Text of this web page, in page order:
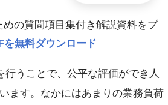
の質問項目集付き解説資料をプ
無料ダウンロード
うことで、公平な評価ができ人
ます。なかにはあまりの業務負荷